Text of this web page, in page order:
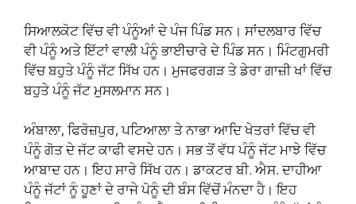
ਸਿਆਲਕੋਟ ਵਿੱਚ ਵੀ ਪੰਨੂੰਆਂ ਦੇ ਪੰਜ ਪਿੰਡ ਸਨ। ਸਾਂਦਲਬਾਰ ਵਿੱਚ
ਵੀ ਪੰਨੂੰ ਅਤੇ ਇੱਟਾਂ ਵਾਲੀ ਪੰਨੂੰ ਭਾਈਚਾਰੇ ਦੇ ਪਿੰਡ ਸਨ। ਮਿੰਟਗੁਮਰੀ
ਵਿੱਚ ਬਹੁਤੇ ਪੰਨੂੰ ਜੱਟ ਸਿੱਖ ਹਨ। ਮੁਜਫਰਗੜ ਤੇ ਡੇਰਾ ਗਾਜ਼ੀ ਖਾਂ ਵਿੱਚ
ਬਹੁਤੇ ਪੰਨੂੰ ਜੱਟ ਮੁਸਲਮਾਨ ਸਨ।
ਅੰਬਾਲਾ, ਫਿਰੋਜ਼ਪੁਰ, ਪਟਿਆਲਾ ਤੇ ਨਾਭਾ ਆਦਿ ਖੇਤਰਾਂ ਵਿੱਚ ਵੀ
ਪੰਨੂੰ ਗੋਤ ਦੇ ਜੱਟ ਕਾਫੀ ਵਸਦੇ ਹਨ। ਸਭ ਤੋਂ ਵੱਧ ਪੰਨੂੰ ਜੱਟ ਮਾਝੇ ਵਿੱਚ
ਆਬਾਦ ਹਨ। ਇਹ ਸਾਰੇ ਸਿੱਖ ਹਨ। ਡਾਕਟਰ ਬੀ. ਐਸ. ਦਾਹੀਆ
ਪੰਨੂੰ ਜੱਟਾਂ ਨੂੰ ਹੂਣਾਂ ਦੇ ਰਾਜੇ ਪੋਨੂੰ ਦੀ ਬੰਸ ਵਿੱਚੋਂ ਮੰਨਦਾ ਹੈ। ਇਹ